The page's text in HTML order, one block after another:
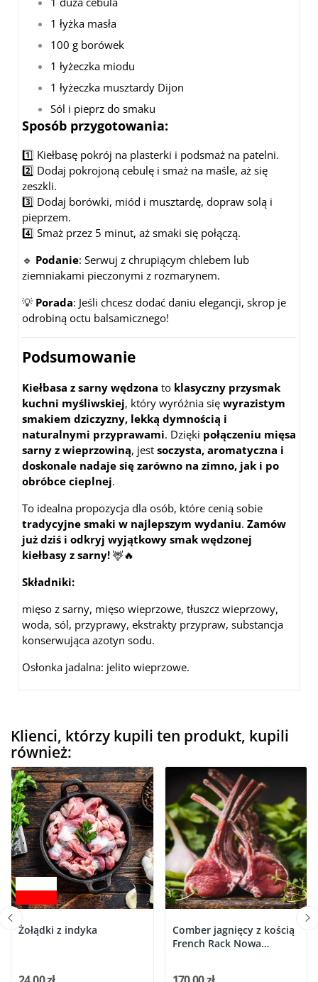
1 łyżka masła
100 g borówek
1 łyżeczka miodu
1 łyżeczka musztardy Dijon
Sól i pieprz do smaku
Sposób przygotowania:
1️⃣ Kiełbasę pokrój na plasterki i podsmaż na patelni.
2️⃣ Dodaj pokrojoną cebulę i smaż na maśle, aż się
zeszkli.
3️⃣ Dodaj borówki, miód i musztardę, dopraw solą i
pieprzem.
4️⃣ Smaż przez 5 minut, aż smaki się połączą.
🔹 Podanie: Serwuj z chrupiącym chlebem lub
ziemniakami pieczonymi z rozmarynem.
💡 Porada: Jeśli chcesz dodać daniu elegancji, skrop je
odrobiną octu balsamicznego!
Podsumowanie
Kiełbasa z sarny wędzona to klasyczny przysmak
kuchni myśliwskiej, który wyróżnia się wyrazistym
smakiem dziczyzny, lekką dymnością i
naturalnymi przyprawami. Dzięki połączeniu mięsa
sarny z wieprzowiną, jest soczysta, aromatyczna i
doskonale nadaje się zarówno na zimno, jak i po
obróbce cieplnej.
To idealna propozycja dla osób, które cenią sobie
tradycyjne smaki w najlepszym wydaniu. Zamów
już dziś i odkryj wyjątkowy smak wędzonej
kiełbasy z sarny! 🦌🔥
Składniki:
mięso z sarny, mięso wieprzowe, tłuszcz wieprzowy,
woda, sól, przyprawy, ekstrakty przypraw, substancja
konserwująca azotyn sodu.
Osłonka jadalna: jelito wieprzowe.
Klienci, którzy kupili ten produkt, kupili
również:
Żołądki z indyka
Comber jagnięcy z kością
French Rack Nowa